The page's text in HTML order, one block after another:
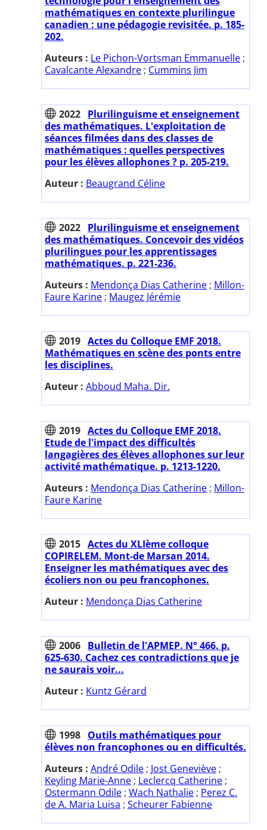
mathématiques en contexte plurilingue
canadien : une pédagogie revisitée. p. 185-
202.
Auteurs : Le Pichon-Vortsman Emmanuelle ;
Cavalcante Alexandre ; Cummins Jim
2022 Plurilinguisme et enseignement
des mathématiques. L'exploitation de
séances filmées dans des classes de
mathématiques : quelles perspectives
pour les élèves allophones ? p. 205-219.
Auteur : Beaugrand Céline
2022 Plurilinguisme et enseignement
des mathématiques. Concevoir des vidéos
plurilingues pour les apprentissages
mathématiques. p. 221-236.
Auteurs : Mendonça Dias Catherine ; Millon-
Faure Karine ; Maugez Jérémie
2019 Actes du Colloque EMF 2018.
Mathématiques en scène des ponts entre
les disciplines.
Auteur : Abboud Maha. Dir.
2019 Actes du Colloque EMF 2018.
Etude de l'impact des difficultés
langagières des élèves allophones sur leur
activité mathématique. p. 1213-1220.
Auteurs : Mendonça Dias Catherine ; Millon-
Faure Karine
2015 Actes du XLIème colloque
COPIRELEM. Mont-de Marsan 2014.
Enseigner les mathématiques avec des
écoliers non ou peu francophones.
Auteur : Mendonça Dias Catherine
2006 Bulletin de l'APMEP. N° 466. p.
625-630. Cachez ces contradictions que je
ne saurais voir...
Auteur : Kuntz Gérard
1998 Outils mathématiques pour
élèves non francophones ou en difficultés.
Auteurs : André Odile ; Jost Geneviève ;
Keyling Marie-Anne ; Leclercq Catherine ;
Ostermann Odile ; Wach Nathalie ; Perez C.
de A. Maria Luisa ; Scheurer Fabienne